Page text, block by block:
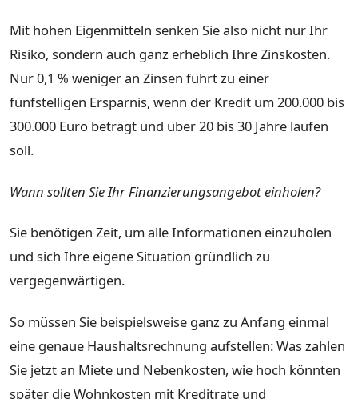
Mit hohen Eigenmitteln senken Sie also nicht nur Ihr
Risiko, sondern auch ganz erheblich Ihre Zinskosten.
Nur 0,1 % weniger an Zinsen führt zu einer
fünfstelligen Ersparnis, wenn der Kredit um 200.000 bis
300.000 Euro beträgt und über 20 bis 30 Jahre laufen
soll.
Wann sollten Sie Ihr Finanzierungsangebot einholen?
Sie benötigen Zeit, um alle Informationen einzuholen
und sich Ihre eigene Situation gründlich zu
vergegenwärtigen.
So müssen Sie beispielsweise ganz zu Anfang einmal
eine genaue Haushaltsrechnung aufstellen: Was zahlen
Sie jetzt an Miete und Nebenkosten, wie hoch könnten
später die Wohnkosten mit Kreditrate und